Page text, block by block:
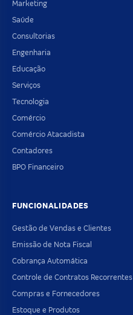
Marketing
Saúde
Consultorias
Engenharia
Educação
Serviços
Tecnologia
Comércio
Comércio Atacadista
Contadores
BPO Financeiro
FUNCIONALIDADES
Gestão de Vendas e Clientes
Emissão de Nota Fiscal
Cobrança Automática
Controle de Contratos Recorrentes
Compras e Fornecedores
Estoque e Produtos